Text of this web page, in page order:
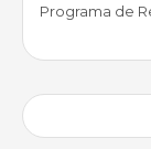
Programa de